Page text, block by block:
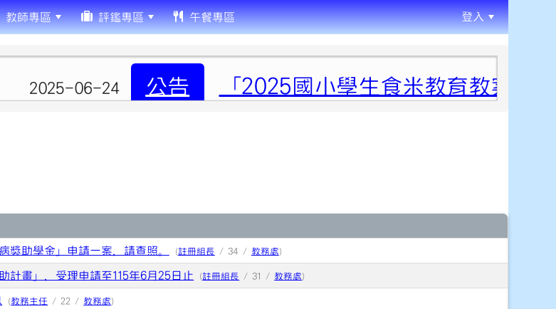
教師專區 評鑑專區 午餐專區 登入
2025-06-24 公告 「2025國小學生食米教育教案徵件
獎助學金」申請一案，請查照。 (註冊組長 / 34 / 教務處)
計畫」，受理申請至115年6月25日止 (註冊組長 / 31 / 教務處)
(教務主任 / 22 / 教務處)